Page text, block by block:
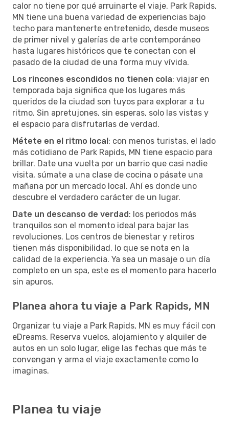
calor no tiene por qué arruinarte el viaje. Park Rapids,
MN tiene una buena variedad de experiencias bajo
techo para mantenerte entretenido, desde museos
de primer nivel y galerías de arte contemporáneo
hasta lugares históricos que te conectan con el
pasado de la ciudad de una forma muy vívida.
Los rincones escondidos no tienen cola: viajar en
temporada baja significa que los lugares más
queridos de la ciudad son tuyos para explorar a tu
ritmo. Sin apretujones, sin esperas, solo las vistas y
el espacio para disfrutarlas de verdad.
Métete en el ritmo local: con menos turistas, el lado
más cotidiano de Park Rapids, MN tiene espacio para
brillar. Date una vuelta por un barrio que casi nadie
visita, súmate a una clase de cocina o pásate una
mañana por un mercado local. Ahí es donde uno
descubre el verdadero carácter de un lugar.
Date un descanso de verdad: los periodos más
tranquilos son el momento ideal para bajar las
revoluciones. Los centros de bienestar y retiros
tienen más disponibilidad, lo que se nota en la
calidad de la experiencia. Ya sea un masaje o un día
completo en un spa, este es el momento para hacerlo
sin apuros.
Planea ahora tu viaje a Park Rapids, MN
Organizar tu viaje a Park Rapids, MN es muy fácil con
eDreams. Reserva vuelos, alojamiento y alquiler de
autos en un solo lugar, elige las fechas que más te
convengan y arma el viaje exactamente como lo
imaginas.
Planea tu viaje